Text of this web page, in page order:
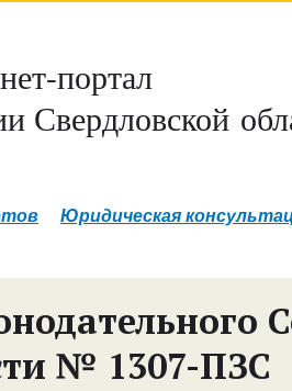
портал
Свердловской
Юридическая
№ 1307-ПЗС